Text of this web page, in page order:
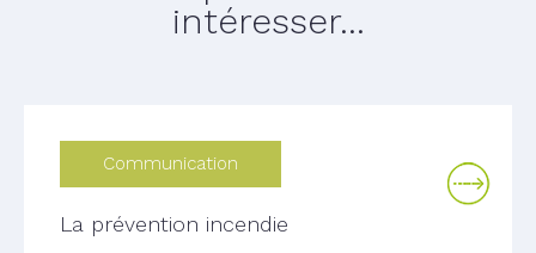
intéresser...
Communication
La prévention incendie